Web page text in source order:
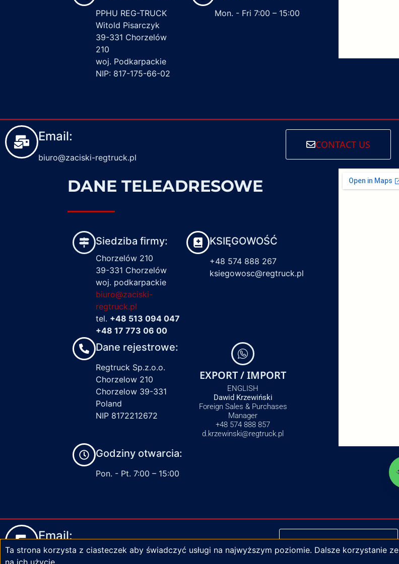
PPHU REG-TRUCK
Witold Pisarczyk
39-331 Chorzelów
210
woj. Podkarpackie
NIP: 817-175-66-02
Mon. - Fri 7:00 – 15:00
Email:
biuro@zaciski-regtruck.pl
CONTACT US
DANE TELEADRESOWE
Siedziba firmy:
Chorzelów 210
39-331 Chorzelów
woj. podkarpackie
biuro@zaciski-
regtruck.pl
tel. +48 513 094 047
+48 17 773 06 00
KSIĘGOWOŚĆ
+48 574 888 267
ksiegowosc@regtruck.pl
Dane rejestrowe:
Regtruck Sp.z.o.o.
Chorzelow 210
Chorzelow 39-331
Poland
NIP 8172212672
EXPORT / IMPORT
ENGLISH
Dawid Krzewiński
Foreign Sales & Purchases
Manager
+48 574 888 857
d.krzewinski@regtruck.pl
Godziny otwarcia:
Pon. - Pt. 7:00 – 15:00
Email:
biuro@zaciski-regtruck.pl
NAPISZ DO NAS
Ta strona korzysta z ciasteczek aby świadczyć usługi na najwyższym poziomie. Dalsze korzystanie
na ich użycie